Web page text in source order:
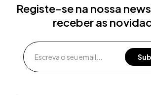
Registe-se na nossa
receber as